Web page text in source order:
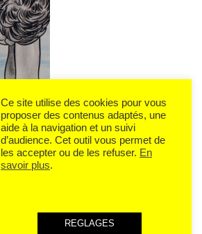
Ce site utilise des cookies pour vous
proposer des contenus adaptés, une
aide à la navigation et un suivi
d’audience. Cet outil vous permet de
les accepter ou de les refuser. En
savoir plus.
REGLAGES